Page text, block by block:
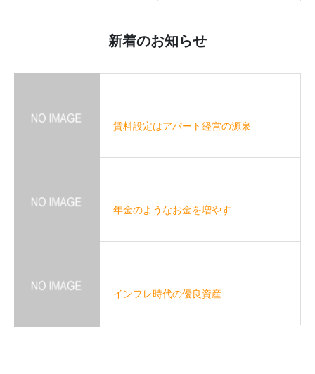
新着のお知らせ
賃料設定はアパート経営の源泉
年金のようなお金を増やす
インフレ時代の優良資産